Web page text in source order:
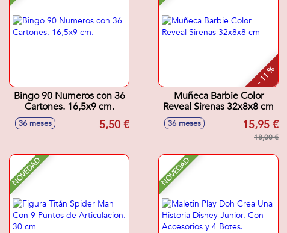
Bingo 90 Numeros con 36
Cartones. 16,5x9 cm.
36 meses 5,50 €
- 11 %
Muñeca Barbie Color
Reveal Sirenas 32x8x8 cm
36 meses 15,95 €
18,00 €
NOVEDAD NOVEDAD